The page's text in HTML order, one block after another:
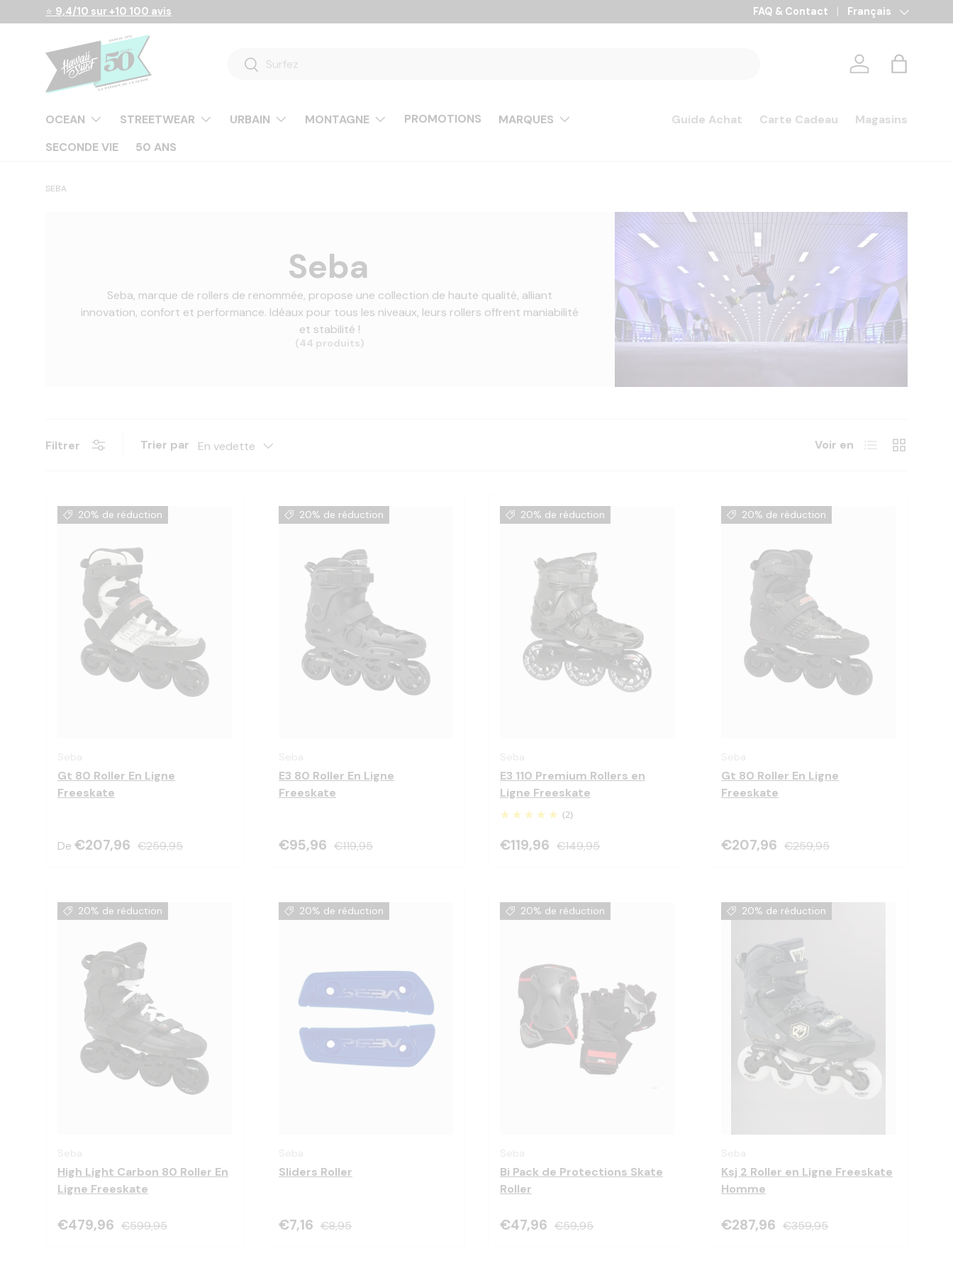
Aller au contenu
⭐ 9,4/10 sur +10 100 avis Paiement en 3x, 4x et 10x sans frais
FAQ & Contact Langue
Français
Recherche
Rechercher Se connecter
Panier
OCEAN STREETWEAR URBAIN MONTAGNE PROMOTIONS
MARQUES
SECONDE VIE
50 ANS
Guide Achat Carte Cadeau Magasins
SEBA
Seba
Seba, marque de rollers de renommée, propose une collection de haute qualité, alliant
innovation, confort et performance. Idéaux pour tous les niveaux, leurs rollers offrent maniabilité
et stabilité !
(44 produits)
Filtrer Trier par En vedette Voir en Liste Grille
20% de réduction
Gt 80 Roller En Ligne
Freeskate
De €207,96 €259,95
20% de réduction
E3 80 Roller En Ligne
Freeskate
€95,96 €119,95
20% de réduction
E3 110 Premium Rollers en
Ligne Freeskate
(2)
€119,96 €149,95
20% de réduction
Gt 80 Roller En Ligne
Freeskate
€207,96 €259,95
20% de réduction
High Light Carbon 80 Roller En
Ligne Freeskate
€479,96 €599,95
20% de réduction
Sliders Roller
€7,16 €8,95
20% de réduction
Bi Pack de Protections Skate
Roller
€47,96 €59,95
20% de réduction
Ksj 2 Roller en Ligne Freeskate
Homme
€287,96 €359,95